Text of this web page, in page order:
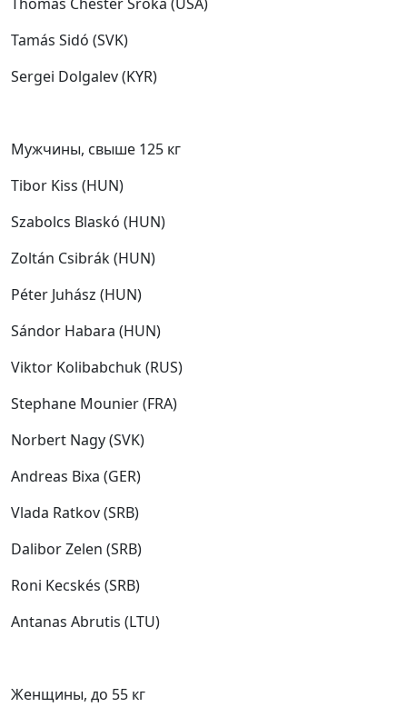
Tamás Sidó (SVK)
Sergei Dolgalev (KYR)
Мужчины, свыше 125 кг
Tibor Kiss (HUN)
Szabolcs Blaskó (HUN)
Zoltán Csibrák (HUN)
Péter Juhász (HUN)
Sándor Habara (HUN)
Viktor Kolibabchuk (RUS)
Stephane Mounier (FRA)
Norbert Nagy (SVK)
Andreas Bixa (GER)
Vlada Ratkov (SRB)
Dalibor Zelen (SRB)
Roni Kecskés (SRB)
Antanas Abrutis (LTU)
Женщины, до 55 кг